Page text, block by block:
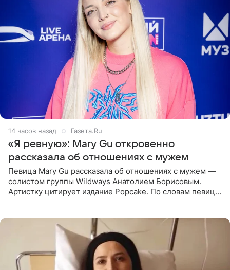
14 часов назад Газета.Ru
«Я ревную»: Mary Gu откровенно
рассказала об отношениях с мужем
Певица Mary Gu рассказала об отношениях с мужем —
солистом группы Wildways Анатолием Борисовым.
Артистку цитирует издание Popcake. По словам певицы,